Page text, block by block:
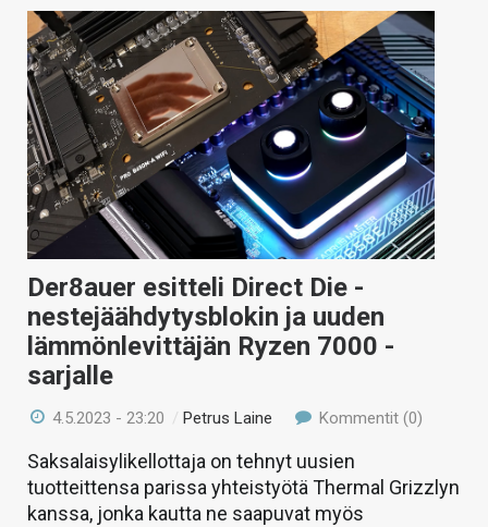
Der8auer esitteli Direct Die -
nestejäähdytysblokin ja uuden
lämmönlevittäjän Ryzen 7000 -
sarjalle
4.5.2023 - 23:20 /Petrus Laine Kommentit (0)
Saksalaisylikellottaja on tehnyt uusien
tuotteittensa parissa yhteistyötä Thermal Grizzlyn
kanssa, jonka kautta ne saapuvat myös